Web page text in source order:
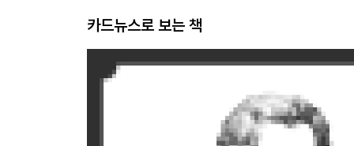
카드뉴스로 보는 책